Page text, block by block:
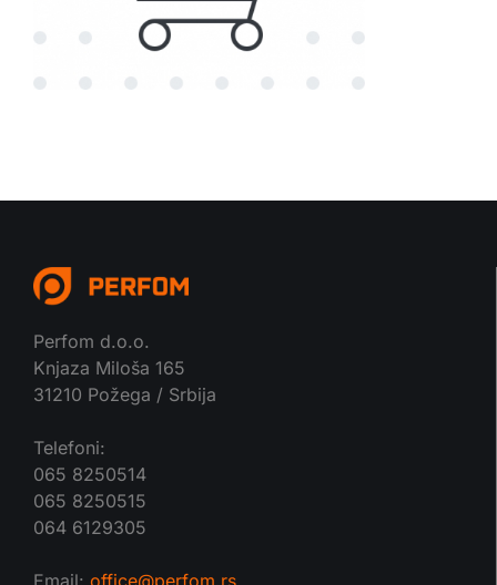
Perfom d.o.o.
Knjaza Miloša 165
31210 Požega / Srbija
Telefoni:
065 8250514
065 8250515
064 6129305
Email: office@perfom.rs